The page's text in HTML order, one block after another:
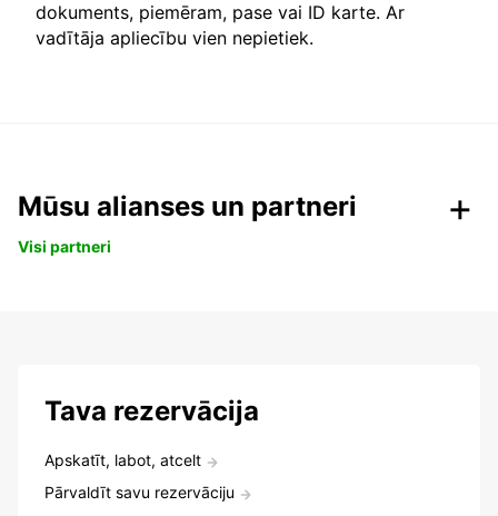
dokuments, piemēram, pase vai ID karte. Ar
vadītāja apliecību vien nepietiek.
Mūsu alianses un partneri
Visi partneri
Tava rezervācija
Apskatīt, labot, atcelt
Pārvaldīt savu rezervāciju